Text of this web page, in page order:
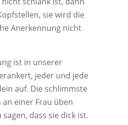
sie wird die
Anerkennung nicht
ist in unserer
jeder und jede
auf. Die schlimmste
einer Frau üben
dass sie dick ist.